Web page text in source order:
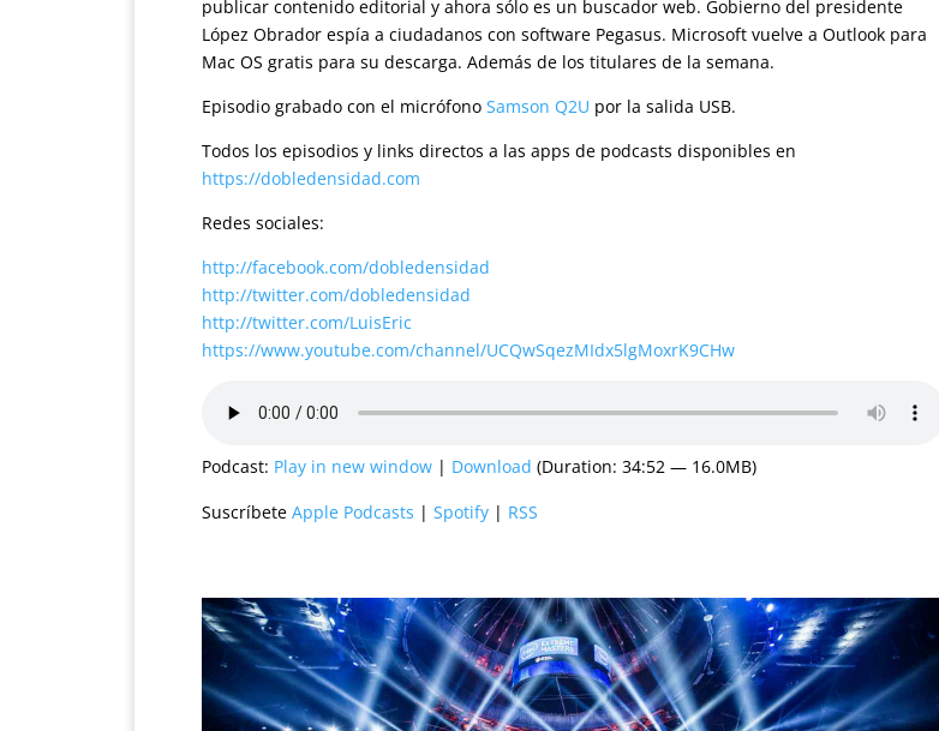
publicar contenido editorial y ahora sólo es un buscador web. Gobierno del presidente
López Obrador espía a ciudadanos con software Pegasus. Microsoft vuelve a Outlook para
Mac OS gratis para su descarga. Además de los titulares de la semana.
Episodio grabado con el micrófono Samson Q2U por la salida USB.
Todos los episodios y links directos a las apps de podcasts disponibles en
https://dobledensidad.com
Redes sociales:
http://facebook.com/dobledensidad
http://twitter.com/dobledensidad
http://twitter.com/LuisEric
https://www.youtube.com/channel/UCQwSqezMIdx5lgMoxrK9CHw
Podcast: Play in new window | Download (Duration: 34:52 — 16.0MB)
Suscríbete Apple Podcasts | Spotify | RSS